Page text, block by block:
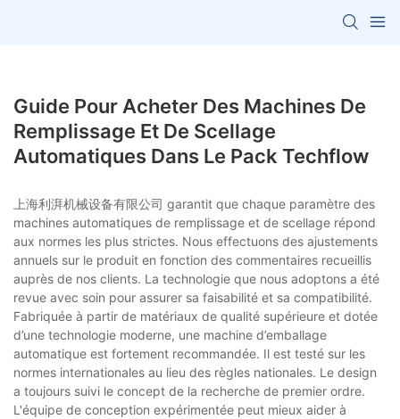
Guide Pour Acheter Des Machines De
Remplissage Et De Scellage
Automatiques Dans Le Pack Techflow
上海利湃机械设备有限公司 garantit que chaque paramètre des
machines automatiques de remplissage et de scellage répond
aux normes les plus strictes. Nous effectuons des ajustements
annuels sur le produit en fonction des commentaires recueillis
auprès de nos clients. La technologie que nous adoptons a été
revue avec soin pour assurer sa faisabilité et sa compatibilité.
Fabriquée à partir de matériaux de qualité supérieure et dotée
d’une technologie moderne, une machine d’emballage
automatique est fortement recommandée. Il est testé sur les
normes internationales au lieu des règles nationales. Le design
a toujours suivi le concept de la recherche de premier ordre.
L'équipe de conception expérimentée peut mieux aider à